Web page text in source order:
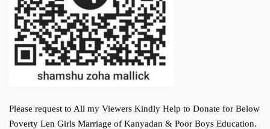
Please request to All my Viewers Kindly Help to Donate for Below
Poverty Len Girls Marriage of Kanyadan & Poor Boys Education.